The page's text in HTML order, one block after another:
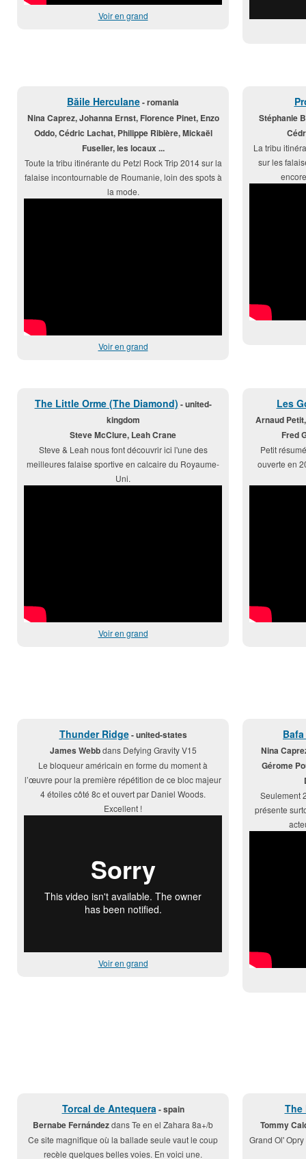
Voir en grand
Băile Herculane- romania
Nina Caprez, Johanna Ernst, Florence Pinet, Enzo
Oddo, Cédric Lachat, Philippe Ribière, Mickaël
Fuselier, les locaux ...
Toute la tribu itinérante du Petzl Rock Trip 2014 sur la
falaise incontournable de Roumanie, loin des spots à
la mode.
Voir en grand
Stéphanie
La tribu
sur les
The Little Orme (The Diamond) - united-
kingdom
Steve McClure, Leah Crane
Steve & Leah nous font découvrir ici l'une des
meilleures falaise sportive en calcaire du Royaume-
Uni.
Voir en grand
Les
Arnaud
Fred
Petit
ouverte en
Thunder Ridge- united-states
James Webbdans Defying Gravity V15
Le bloqueur américain en forme du moment à
l’œuvre pour la première répétition de ce bloc majeur
4 étoiles côté 8c et ouvert par Daniel Woods.
Excellent !
Voir en grand
Nina
Gérome
Seulement
présente
Torcal de Antequera- spain
Bernabe Fernándezdans Te en el Zahara 8a+/b
Ce site magnifique où la ballade seule vaut le coup
recèle quelques belles voies. En voici une.
The
Tommy
Grand Ol'